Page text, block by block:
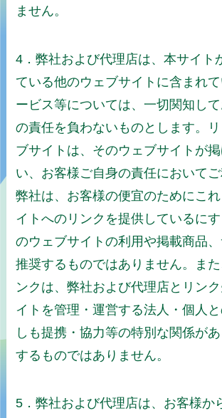
ません。
4．弊社および代理店は、本サイト
ている他のウェブサイトに含まれ
ービス等については、一切関知し
の責任を負わないものとします。
ブサイトは、そのウェブサイトが
い、お客様ご自身の責任においてご
弊社は、お客様の便宜のためにこ
イトへのリンクを提供しているに
のウェブサイトの利用や掲載商品
推奨するものではありません。ま
ンクは、弊社および代理店とリン
イトを管理・運営する法人・個人
しも提携・協力等の特別な関係が
するものではありません。
5．弊社および代理店は、お客様か